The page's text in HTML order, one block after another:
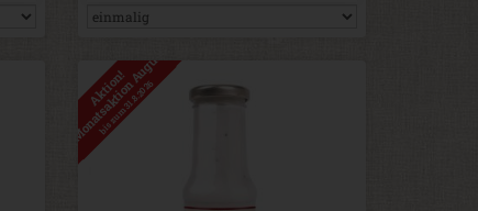
Aktion!
Monatsaktion August 2026
bis zum 31.8.2026